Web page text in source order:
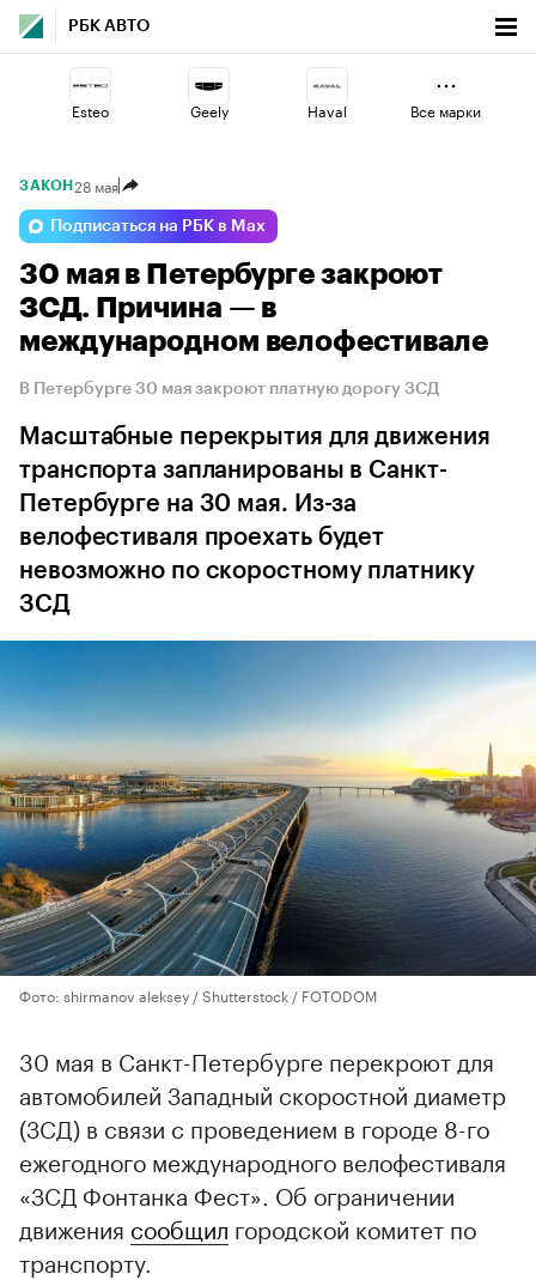
РБК АВТО
Esteo Geely Haval
Jaecoo
Omoda Lada Voyah
Все марки
ЗАКОН 28 мая
Подписаться на РБК в Max
30 мая в Петербурге закроют
ЗСД. Причина — в
международном велофестивале
В Петербурге 30 мая закроют платную дорогу ЗСД
Масштабные перекрытия для движения
транспорта запланированы в Санкт-
Петербурге на 30 мая. Из-за
велофестиваля проехать будет
невозможно по скоростному платнику
ЗСД
Фото: shirmanov aleksey / Shutterstock / FOTODOM
30 мая в Санкт-Петербурге перекроют для
автомобилей Западный скоростной диаметр
(ЗСД) в связи с проведением в городе 8-го
ежегодного международного велофестиваля
«ЗСД Фонтанка Фест». Об ограничении
движения сообщил городской комитет по
транспорту.